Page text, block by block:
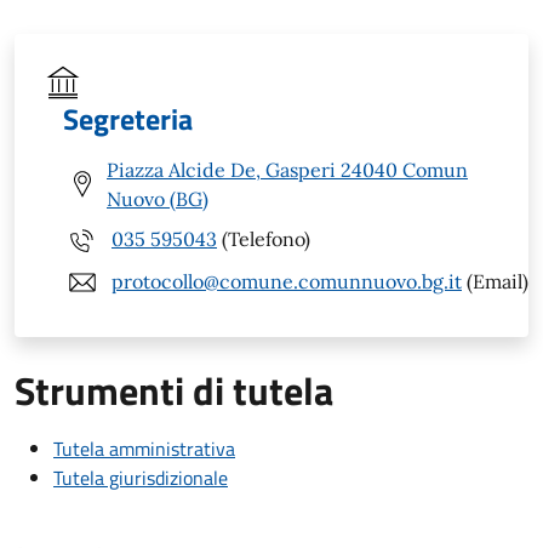
Segreteria
Piazza Alcide De, Gasperi 24040 Comun
Nuovo (BG)
035 595043 (Telefono)
protocollo@comune.comunnuovo.bg.it (Email)
Strumenti di tutela
Tutela amministrativa
Tutela giurisdizionale